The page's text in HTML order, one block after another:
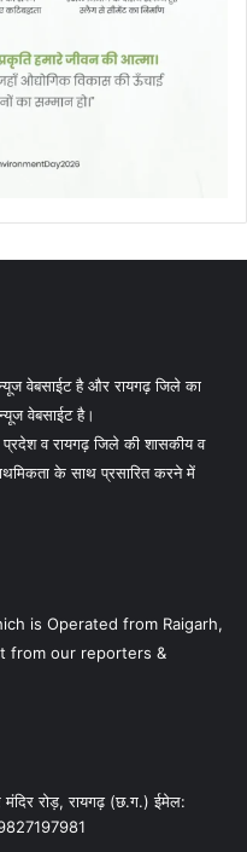
वेबसाईट है और रायगढ़ जिले का
वेबसाईट है।
व रायगढ़ जिले की शासकीय व
के साथ प्रसारित करने में
is Operated from Raigarh,
from our reporters &
मंदिर रोड़, रायगढ़ (छ.ग.) ईमेल: